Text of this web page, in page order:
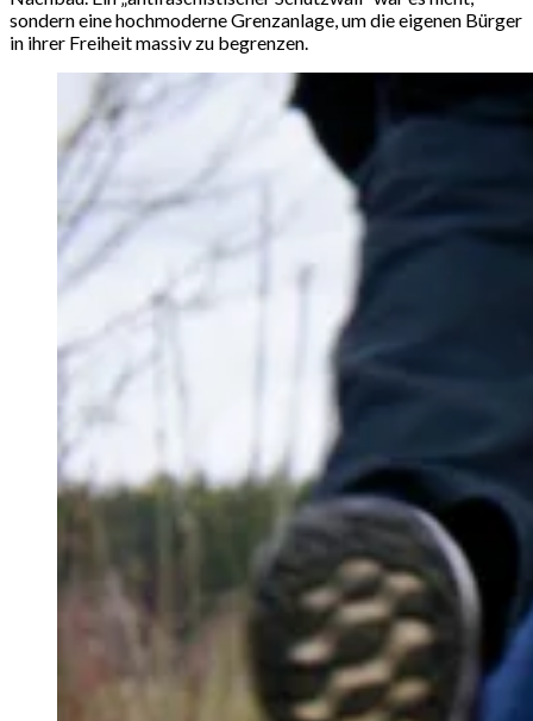
sondern eine hochmoderne Grenzanlage, um die eigenen Bürger
in ihrer Freiheit massiv zu begrenzen.